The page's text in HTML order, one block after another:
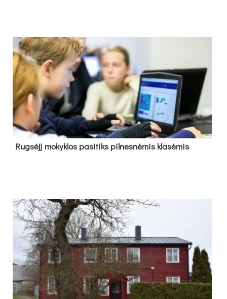
Rug­sė­jį mo­kyk­los pa­si­tiks pil­nes­nė­mis kla­sė­mis